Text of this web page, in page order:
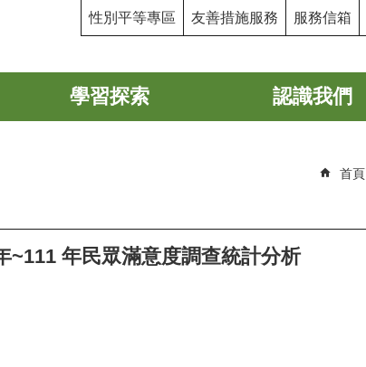
性別平等專區 友善措施服務 服務信箱
學習探索 認識我們
首頁
~111 年民眾滿意度調查統計分析